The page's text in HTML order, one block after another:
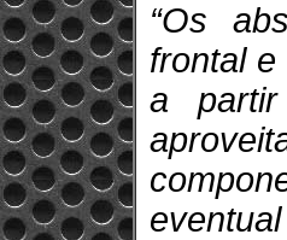
“Os
frontal
a